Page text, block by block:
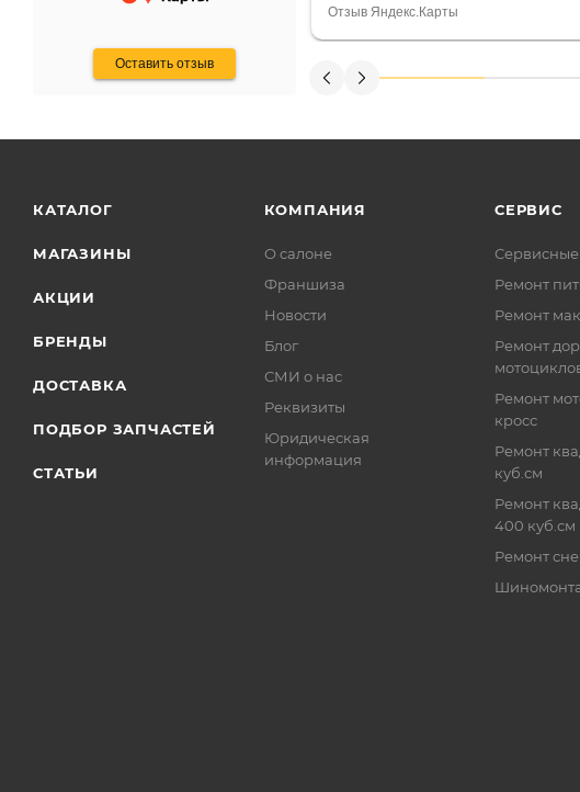
Оставить отзыв
Считаю, что это говорит о
Отзыв Яндекс.Карты
КАТАЛОГ
МАГАЗИНЫ
АКЦИИ
БРЕНДЫ
ДОСТАВКА
ПОДБОР ЗАПЧАСТЕЙ
СТАТЬИ
КОМПАНИЯ
О салоне
Франшиза
Новости
Блог
СМИ о нас
Реквизиты
Юридическая
информация
СЕРВИС
Ремонт
Ремонт
Ремонт
Ремонт
кросс
Ремонт
куб.см
Ремонт
400 куб.см
Ремонт